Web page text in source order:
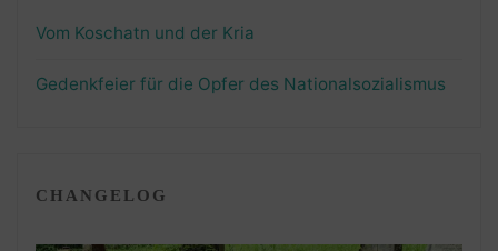
Vom Koschatn und der Kria
Gedenkfeier für die Opfer des Nationalsozialismus
CHANGELOG